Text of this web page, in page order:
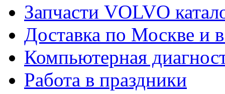
Запчасти VOLVO
Доставка по Москве и
Компьютерная
Работа в праздники